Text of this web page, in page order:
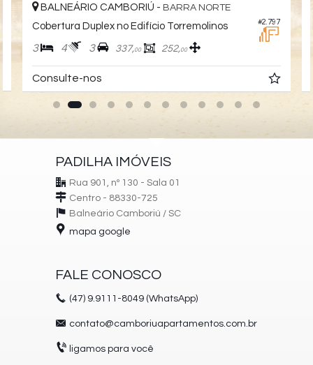
#2.797
BALNEÁRIO CAMBORIÚ - BARRA NORTE
Cobertura Duplex no Edifício Torremolinos
3 4 3 337,00 252,00
Consulte-nos
PADILHA IMÓVEIS
Rua 901, nº 130 - Sala 01
Centro - 88330-725
Balneário Camboriú / SC
mapa google
FALE CONOSCO
(47) 9.9111-8049 (WhatsApp)
contato@camboriuapartamentos.com.br
ligamos para você